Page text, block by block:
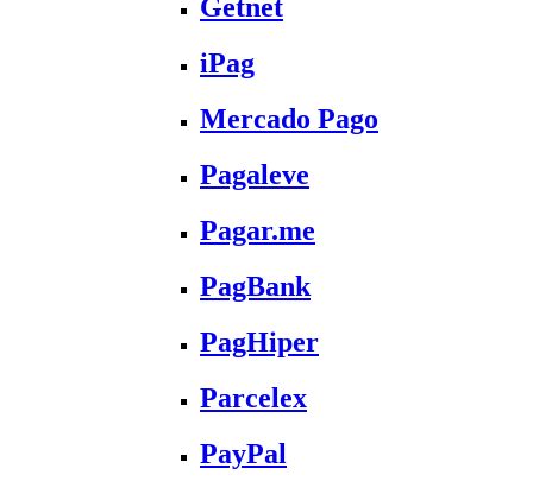
Getnet
iPag
Mercado Pago
Pagaleve
Pagar.me
PagBank
PagHiper
Parcelex
PayPal